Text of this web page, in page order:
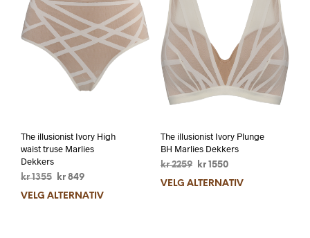
The illusionist Ivory High
waist truse Marlies
Dekkers
kr1355 kr 849
VELG ALTERNATIV
The illusionist Ivory Plunge
BH Marlies Dekkers
kr2259 kr1550
VELG ALTERNATIV